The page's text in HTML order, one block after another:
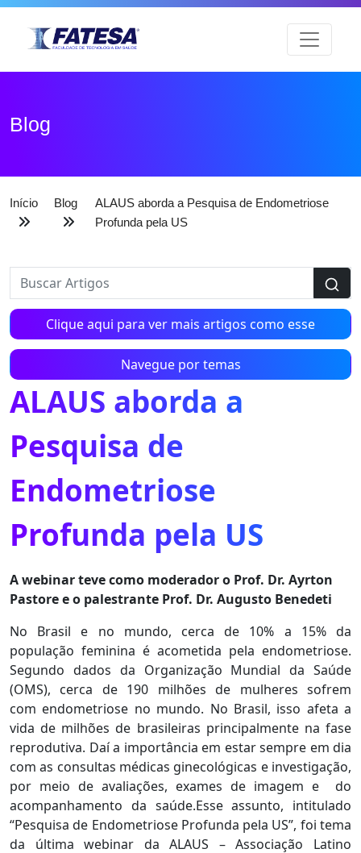
Blog
Início Blog
ALAUS aborda a Pesquisa de Endometriose
Profunda pela US
Clique aqui para ver mais artigos como esse
Navegue por temas
ALAUS aborda a
Pesquisa de
Endometriose
Profunda pela US
A webinar teve como moderador o Prof. Dr. Ayrton
Pastore e o palestrante Prof. Dr. Augusto Benedeti
No Brasil e no mundo, cerca de 10% a 15% da
população feminina é acometida pela endometriose.
Segundo dados da Organização Mundial da Saúde
(OMS), cerca de 190 milhões de mulheres sofrem
com endometriose no mundo. No Brasil, isso afeta a
vida de milhões de brasileiras principalmente na fase
reprodutiva. Daí a importância em estar sempre em dia
com as consultas médicas ginecológicas e investigação,
por meio de avaliações, exames de imagem e do
acompanhamento da saúde.Esse assunto, intitulado
“Pesquisa de Endometriose Profunda pela US”, foi tema
da última webinar da ALAUS – Associação Latino